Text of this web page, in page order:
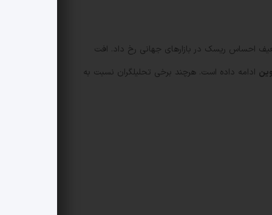
بود که همراه با تضعیف احساس ریسک در بازارهای جهانی رخ داد. افت
ادامه داده است. هرچند برخی تحلیلگران نسبت به